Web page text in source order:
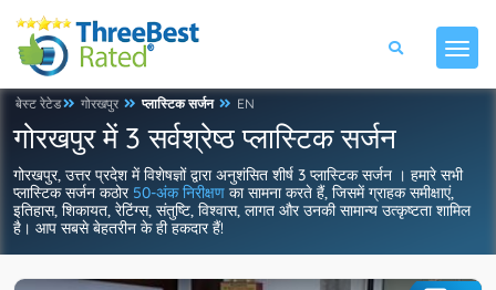
बेस्ट रेटेड गोरखपुर प्लास्टिक सर्जन EN
गोरखपुर में 3 सर्वश्रेष्ठ प्लास्टिक सर्जन
गोरखपुर, उत्तर प्रदेश में विशेषज्ञों द्वारा अनुशंसित शीर्ष 3 प्लास्टिक सर्जन । हमारे सभी
प्लास्टिक सर्जन कठोर 50-अंक निरीक्षण का सामना करते हैं, जिसमें ग्राहक समीक्षाएं,
इतिहास, शिकायत, रेटिंग्स, संतुष्टि, विश्वास, लागत और उनकी सामान्य उत्कृष्टता शामिल
है। आप सबसे बेहतरीन के ही हकदार हैं!